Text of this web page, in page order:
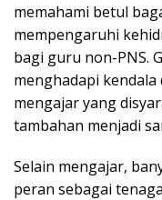
memahami betul
mempengaruhi
bagi guru non-PNS.
menghadapi
mengajar yang
tambahan menjadi
Selain mengajar,
peran sebagai